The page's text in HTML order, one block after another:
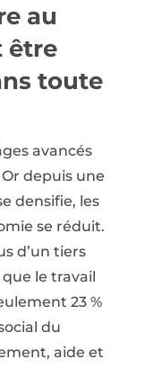
au
être
toute
avancés
depuis une
densifie, les
se réduit.
d’un tiers
le travail
23 %
du
aide et